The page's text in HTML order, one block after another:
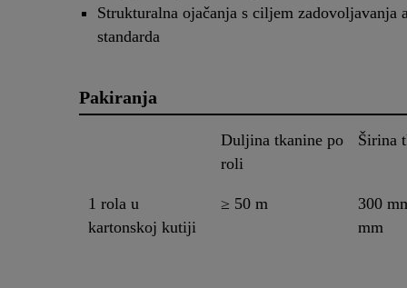
Strukturalna ojačanja s ciljem zadovoljavanja
standarda
Pakiranja
Duljina tkanine po
roli
Širina
1 rola u
kartonskoj kutiji
≥ 50 m
300
mm